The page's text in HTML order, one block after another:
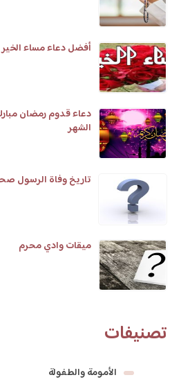
أفضل دعاء مساء
دعاء قدوم رمضان
الشهر
تاريخ وفاة الرسول
ميقات وادي محرم
تصنيفات
الأمومة والطفولة